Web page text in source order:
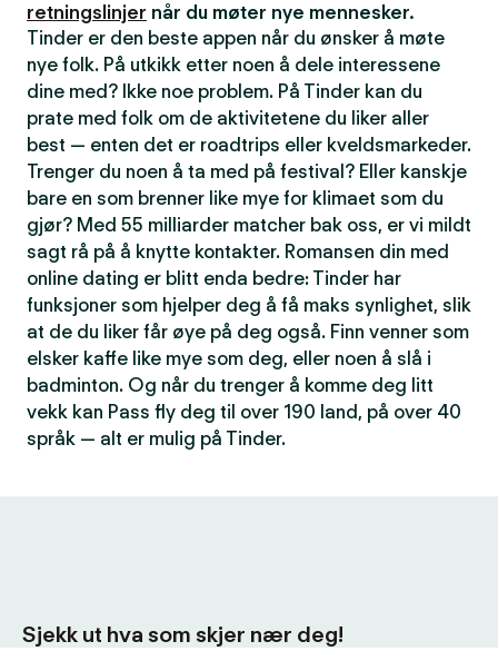
retningslinjer når du møter nye mennesker.
Tinder er den beste appen når du ønsker å møte
nye folk. På utkikk etter noen å dele interessene
dine med? Ikke noe problem. På Tinder kan du
prate med folk om de aktivitetene du liker aller
best — enten det er roadtrips eller kveldsmarkeder.
Trenger du noen å ta med på festival? Eller kanskje
bare en som brenner like mye for klimaet som du
gjør? Med 55 milliarder matcher bak oss, er vi mildt
sagt rå på å knytte kontakter. Romansen din med
online dating er blitt enda bedre: Tinder har
funksjoner som hjelper deg å få maks synlighet, slik
at de du liker får øye på deg også. Finn venner som
elsker kaffe like mye som deg, eller noen å slå i
badminton. Og når du trenger å komme deg litt
vekk kan Pass fly deg til over 190 land, på over 40
språk — alt er mulig på Tinder.
Sjekk ut hva som skjer nær deg!